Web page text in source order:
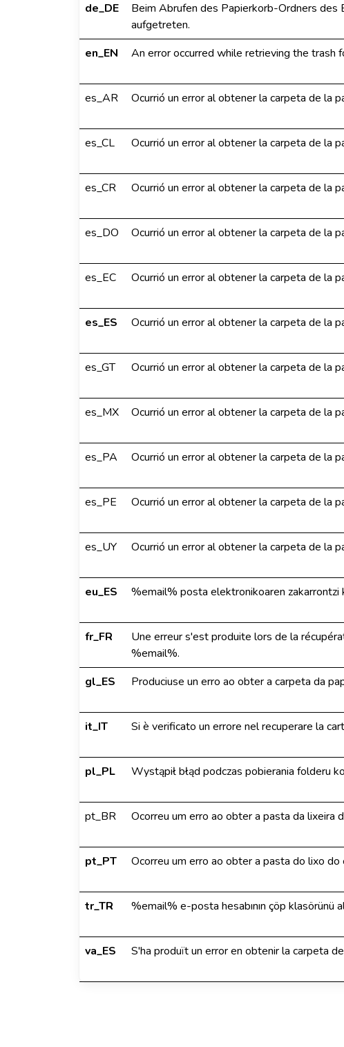
de_DE
Beim Abrufen des Papierkorb-Ordners
aufgetreten.
en_EN
An error occurred while retrieving the trash
es_AR
Ocurrió un error al obtener la carpeta de la
es_CL
Ocurrió un error al obtener la carpeta de la
es_CR
Ocurrió un error al obtener la carpeta de la
es_DO
Ocurrió un error al obtener la carpeta de la
es_EC
Ocurrió un error al obtener la carpeta de la
es_ES
Ocurrió un error al obtener la carpeta de la
es_GT
Ocurrió un error al obtener la carpeta de la
es_MX
Ocurrió un error al obtener la carpeta de la
es_PA
Ocurrió un error al obtener la carpeta de la
es_PE
Ocurrió un error al obtener la carpeta de la
es_UY
Ocurrió un error al obtener la carpeta de la
eu_ES
%email% posta elektronikoaren
fr_FR
Une erreur s'est produite lors de la
%email%.
gl_ES
Produciuse un erro ao obter a carpeta da
it_IT
Si è verificato un errore nel recuperare la
pl_PL
Wystąpił błąd podczas pobierania folderu
pt_BR
Ocorreu um erro ao obter a pasta da lixeira
pt_PT
Ocorreu um erro ao obter a pasta do lixo
tr_TR
%email% e-posta hesabının çöp klasörünü
va_ES
S'ha produït un error en obtenir la carpeta